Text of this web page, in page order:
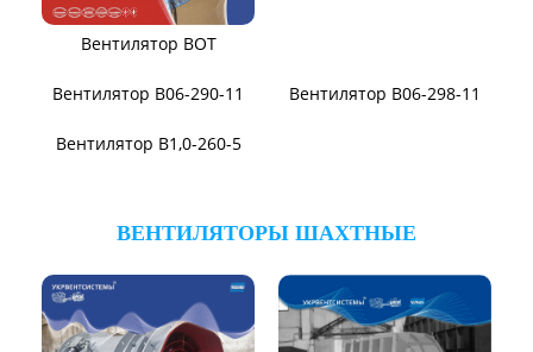
Вентилятор ВЦП 6-45
Вентилятор ВО06-300 Вентилятор В2,3-130